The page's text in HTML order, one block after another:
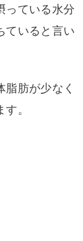
っている水分
ていると言い
肪が少なく
。